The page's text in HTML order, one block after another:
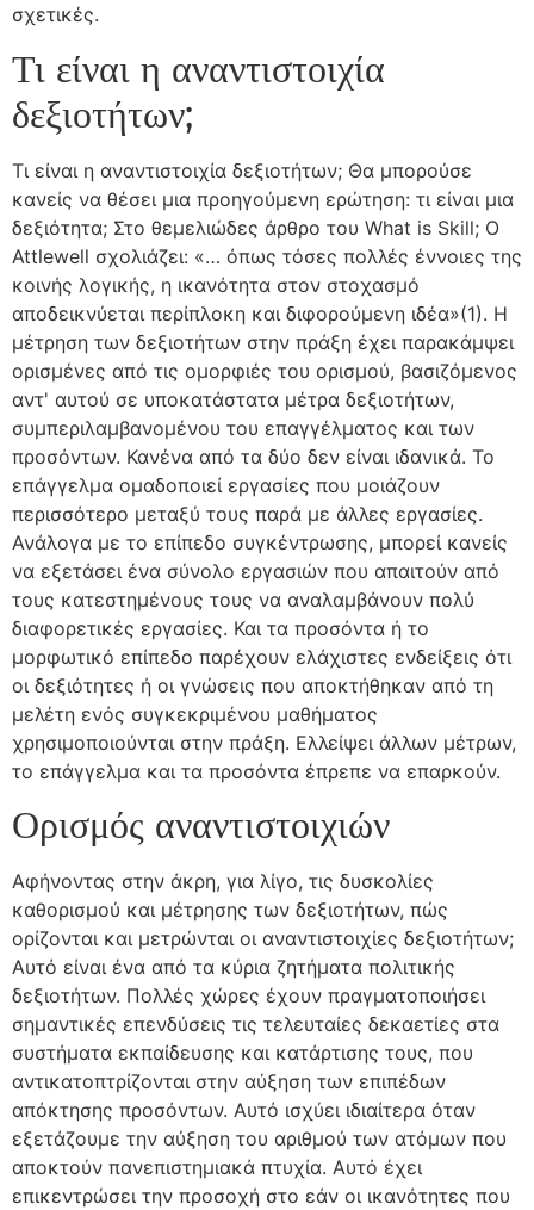
σχετικές.
Τι είναι η αναντιστοιχία
δεξιοτήτων;
Τι είναι η αναντιστοιχία δεξιοτήτων; Θα μπορούσε
κανείς να θέσει μια προηγούμενη ερώτηση: τι είναι μια
δεξιότητα; Στο θεμελιώδες άρθρο του What is Skill; Ο
Attlewell σχολιάζει: «… όπως τόσες πολλές έννοιες της
κοινής λογικής, η ικανότητα στον στοχασμό
αποδεικνύεται περίπλοκη και διφορούμενη ιδέα»(1). Η
μέτρηση των δεξιοτήτων στην πράξη έχει παρακάμψει
ορισμένες από τις ομορφιές του ορισμού, βασιζόμενος
αντ' αυτού σε υποκατάστατα μέτρα δεξιοτήτων,
συμπεριλαμβανομένου του επαγγέλματος και των
προσόντων. Κανένα από τα δύο δεν είναι ιδανικά. Το
επάγγελμα ομαδοποιεί εργασίες που μοιάζουν
περισσότερο μεταξύ τους παρά με άλλες εργασίες.
Ανάλογα με το επίπεδο συγκέντρωσης, μπορεί κανείς
να εξετάσει ένα σύνολο εργασιών που απαιτούν από
τους κατεστημένους τους να αναλαμβάνουν πολύ
διαφορετικές εργασίες. Και τα προσόντα ή το
μορφωτικό επίπεδο παρέχουν ελάχιστες ενδείξεις ότι
οι δεξιότητες ή οι γνώσεις που αποκτήθηκαν από τη
μελέτη ενός συγκεκριμένου μαθήματος
χρησιμοποιούνται στην πράξη. Ελλείψει άλλων μέτρων,
το επάγγελμα και τα προσόντα έπρεπε να επαρκούν.
Ορισμός αναντιστοιχιών
Αφήνοντας στην άκρη, για λίγο, τις δυσκολίες
καθορισμού και μέτρησης των δεξιοτήτων, πώς
ορίζονται και μετρώνται οι αναντιστοιχίες δεξιοτήτων;
Αυτό είναι ένα από τα κύρια ζητήματα πολιτικής
δεξιοτήτων. Πολλές χώρες έχουν πραγματοποιήσει
σημαντικές επενδύσεις τις τελευταίες δεκαετίες στα
συστήματα εκπαίδευσης και κατάρτισης τους, που
αντικατοπτρίζονται στην αύξηση των επιπέδων
απόκτησης προσόντων. Αυτό ισχύει ιδιαίτερα όταν
εξετάζουμε την αύξηση του αριθμού των ατόμων που
αποκτούν πανεπιστημιακά πτυχία. Αυτό έχει
επικεντρώσει την προσοχή στο εάν οι ικανότητες που